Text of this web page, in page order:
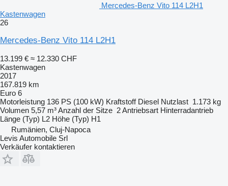
Mercedes-Benz Vito 114 L2H1
Kastenwagen
26
Mercedes-Benz Vito 114 L2H1
13.199 € ≈ 12.330 CHF
Kastenwagen
2017
167.819 km
Euro 6
Motorleistung 136 PS (100 kW) Kraftstoff Diesel Nutzlast 1.173 kg
Volumen 5,57 m³Anzahl der Sitze 2Antriebsart Hinterradantrieb
Länge (Typ) L2 Höhe (Typ) H1
Rumänien, Cluj-Napoca
Levis Automobile Srl
Verkäufer kontaktieren